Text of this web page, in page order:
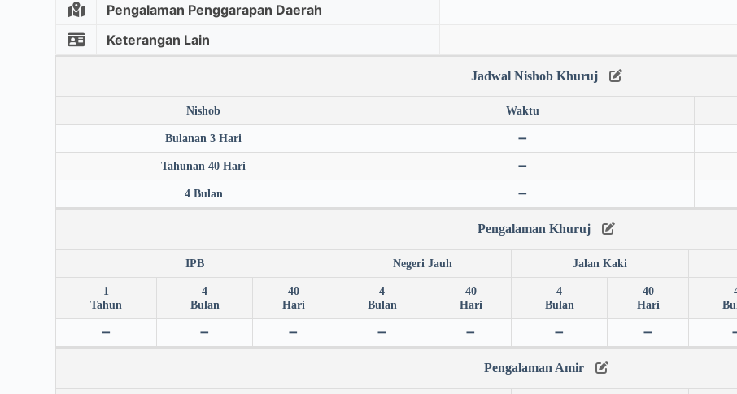
Pengalaman Penggarapan Daerah
Keterangan Lain
Jadwal Nishob Khuruj
Nishob Waktu
Bulanan 3 Hari ➖
Tahunan 40 Hari ➖
4 Bulan ➖
Pengalaman Khuruj
IPB Negeri Jauh Jalan Kaki
1
Tahun
4
Bulan
40
Hari
4
Bulan
40
Hari
4
Bulan
40
Hari
➖ ➖ ➖ ➖ ➖ ➖ ➖
Pengalaman Amir